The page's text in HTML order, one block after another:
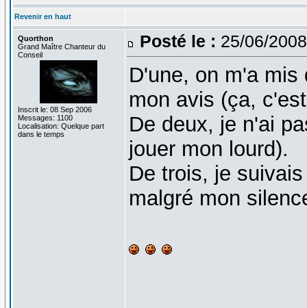
Revenir en haut
Quorthon
Grand Maître Chanteur du
Conseil
Inscrit le: 08 Sep 2006
Messages: 1100
Localisation: Quelque part
dans le temps
Posté le : 25/06/
D'une, on m'a mis
mon avis (ça,
De deux, je n'ai
jouer mon lourd).
De trois, je
malgré mon